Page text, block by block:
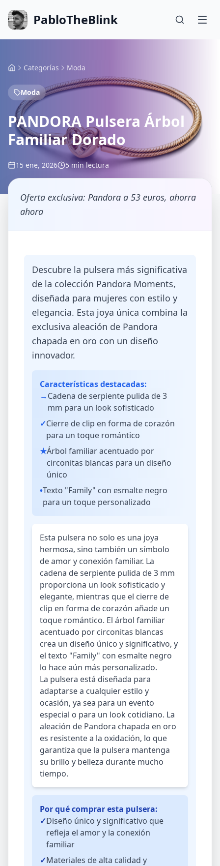
PabloTheBlink
Categorías Moda
Moda
PANDORA Pulsera Árbol
Familiar Dorado
15 ene, 2026 5 min lectura
Oferta exclusiva: Pandora a 53 euros, ahorra
ahora
Descubre la pulsera más significativa
de la colección Pandora Moments,
diseñada para mujeres con estilo y
elegancia. Esta joya única combina la
exclusiva aleación de Pandora
chapada en oro con un diseño
innovador.
Características destacadas:
→Cadena de serpiente pulida de 3
mm para un look sofisticado
✓Cierre de clip en forma de corazón
para un toque romántico
★Árbol familiar acentuado por
circonitas blancas para un diseño
único
•Texto "Family" con esmalte negro
para un toque personalizado
Esta pulsera no solo es una joya
hermosa, sino también un símbolo
de amor y conexión familiar. La
cadena de serpiente pulida de 3 mm
proporciona un look sofisticado y
elegante, mientras que el cierre de
clip en forma de corazón añade un
toque romántico. El árbol familiar
acentuado por circonitas blancas
crea un diseño único y significativo, y
el texto "Family" con esmalte negro
lo hace aún más personalizado.
La pulsera está diseñada para
adaptarse a cualquier estilo y
ocasión, ya sea para un evento
especial o para un look cotidiano. La
aleación de Pandora chapada en oro
es resistente a la oxidación, lo que
garantiza que la pulsera mantenga
su brillo y belleza durante mucho
tiempo.
Por qué comprar esta pulsera:
✓Diseño único y significativo que
refleja el amor y la conexión
familiar
✓Materiales de alta calidad y